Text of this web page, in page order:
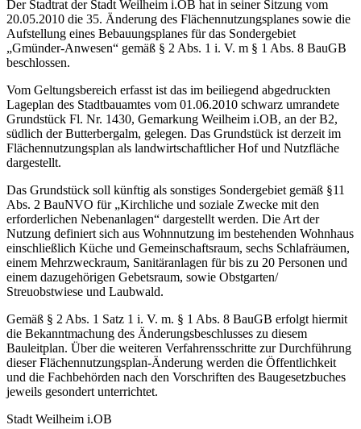
Der Stadtrat der Stadt Weilheim i.OB hat in seiner Sitzung vom
20.05.2010 die 35. Änderung des Flächennutzungsplanes sowie die
Aufstellung eines Bebauungsplanes für das Sondergebiet
„Gmünder-Anwesen“ gemäß § 2 Abs. 1 i. V. m § 1 Abs. 8 BauGB
beschlossen.
Vom Geltungsbereich erfasst ist das im beiliegend abgedruckten
Lageplan des Stadtbauamtes vom 01.06.2010 schwarz umrandete
Grundstück Fl. Nr. 1430, Gemarkung Weilheim i.OB, an der B2,
südlich der Butterbergalm, gelegen. Das Grundstück ist derzeit im
Flächennutzungsplan als landwirtschaftlicher Hof und Nutzfläche
dargestellt.
Das Grundstück soll künftig als sonstiges Sondergebiet gemäß §11
Abs. 2 BauNVO für „Kirchliche und soziale Zwecke mit den
erforderlichen Nebenanlagen“ dargestellt werden. Die Art der
Nutzung definiert sich aus Wohnnutzung im bestehenden Wohnhaus
einschließlich Küche und Gemeinschaftsraum, sechs Schlafräumen,
einem Mehrzweckraum, Sanitäranlagen für bis zu 20 Personen und
einem dazugehörigen Gebetsraum, sowie Obstgarten/
Streuobstwiese und Laubwald.
Gemäß § 2 Abs. 1 Satz 1 i. V. m. § 1 Abs. 8 BauGB erfolgt hiermit
die Bekanntmachung des Änderungsbeschlusses zu diesem
Bauleitplan. Über die weiteren Verfahrensschritte zur Durchführung
dieser Flächennutzungsplan-Änderung werden die Öffentlichkeit
und die Fachbehörden nach den Vorschriften des Baugesetzbuches
jeweils gesondert unterrichtet.
Stadt Weilheim i.OB